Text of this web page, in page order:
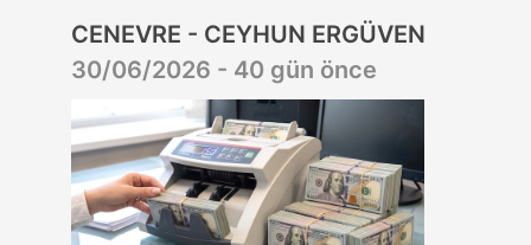
CENEVRE - CEYHUN ERGÜVEN
30/06/2026 - 40 gün önce